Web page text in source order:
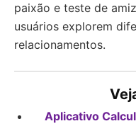
paixão e teste de
usuários explorem
relacionamentos.
Aplicativo